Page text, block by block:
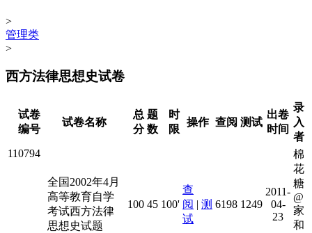
>
管理类
>
西方法律思想史试卷
试卷
编号
试卷名称
总
分
题
数
时
限
操作 查阅 测试
出卷
时间
录
入
者
110794
全国2002年4月
高等教育自学
考试西方法律
思想史试题
100 45 100'
查
阅 | 测
试
6198 1249
2011-
04-
23
棉
花
糖
@
家
和